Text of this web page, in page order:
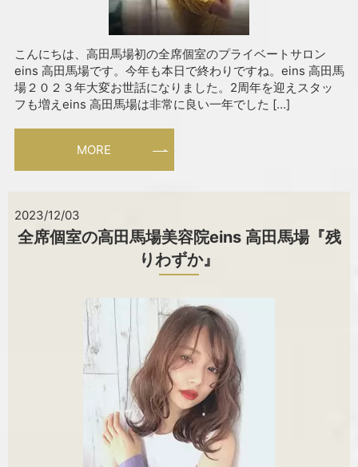
こんにちは、高田馬場初の全席個室のプライベートサロン
eins 高田馬場です。今年も本日で終わりですね。eins 高田馬
場２０２３年大変お世話になりました。2周年を迎えスタッ
フも増えeins 高田馬場は非常に良い一年でした […]
MORE
2023/12/03
全席個室の高田馬場美容院eins 高田馬場『残
りわずか』